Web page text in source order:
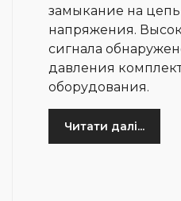
замыкание на
напряжения.
сигнала
давления
оборудования.
Читати далі...